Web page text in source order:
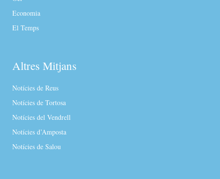
Economia
El Temps
Altres Mitjans
Notícies de Reus
Notícies de Tortosa
Notícies del Vendrell
Notícies d’Amposta
Notícies de Salou